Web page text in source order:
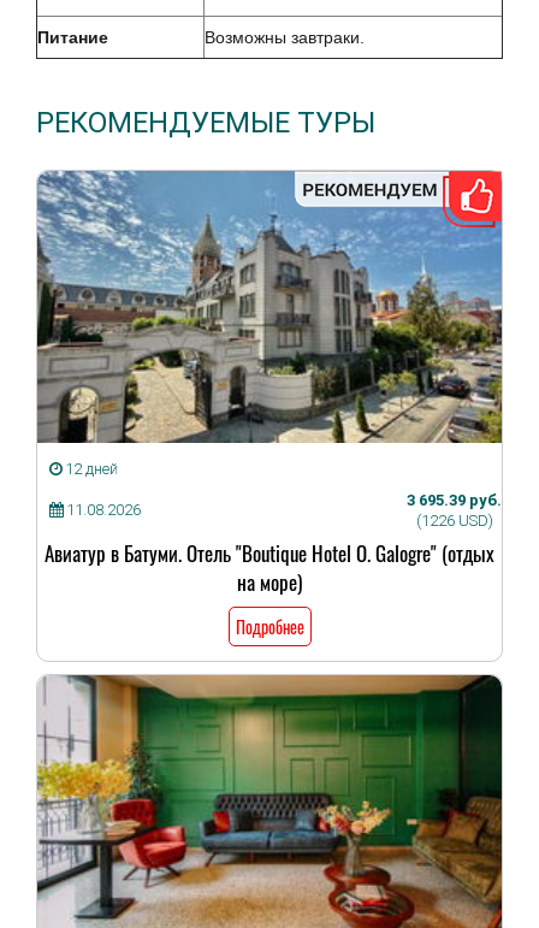
Питание Возможны завтраки.
РЕКОМЕНДУЕМЫЕ ТУРЫ
12 дней
11.08.2026
3 695.39 руб.
(1226 USD)
Авиатур в Батуми. Отель "Boutique Hotel O. Galogre" (отдых
на море)
Подробнее